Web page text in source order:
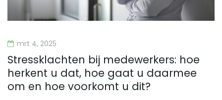
mrt 4, 2025
Stressklachten bij medewerkers: hoe
herkent u dat, hoe gaat u daarmee
om en hoe voorkomt u dit?